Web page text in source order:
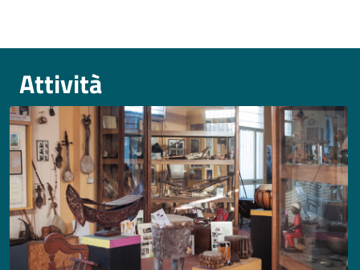
Attività